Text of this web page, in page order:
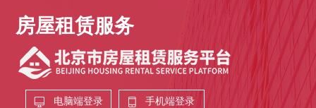
房屋租赁服务
电脑端登录 手机端登录